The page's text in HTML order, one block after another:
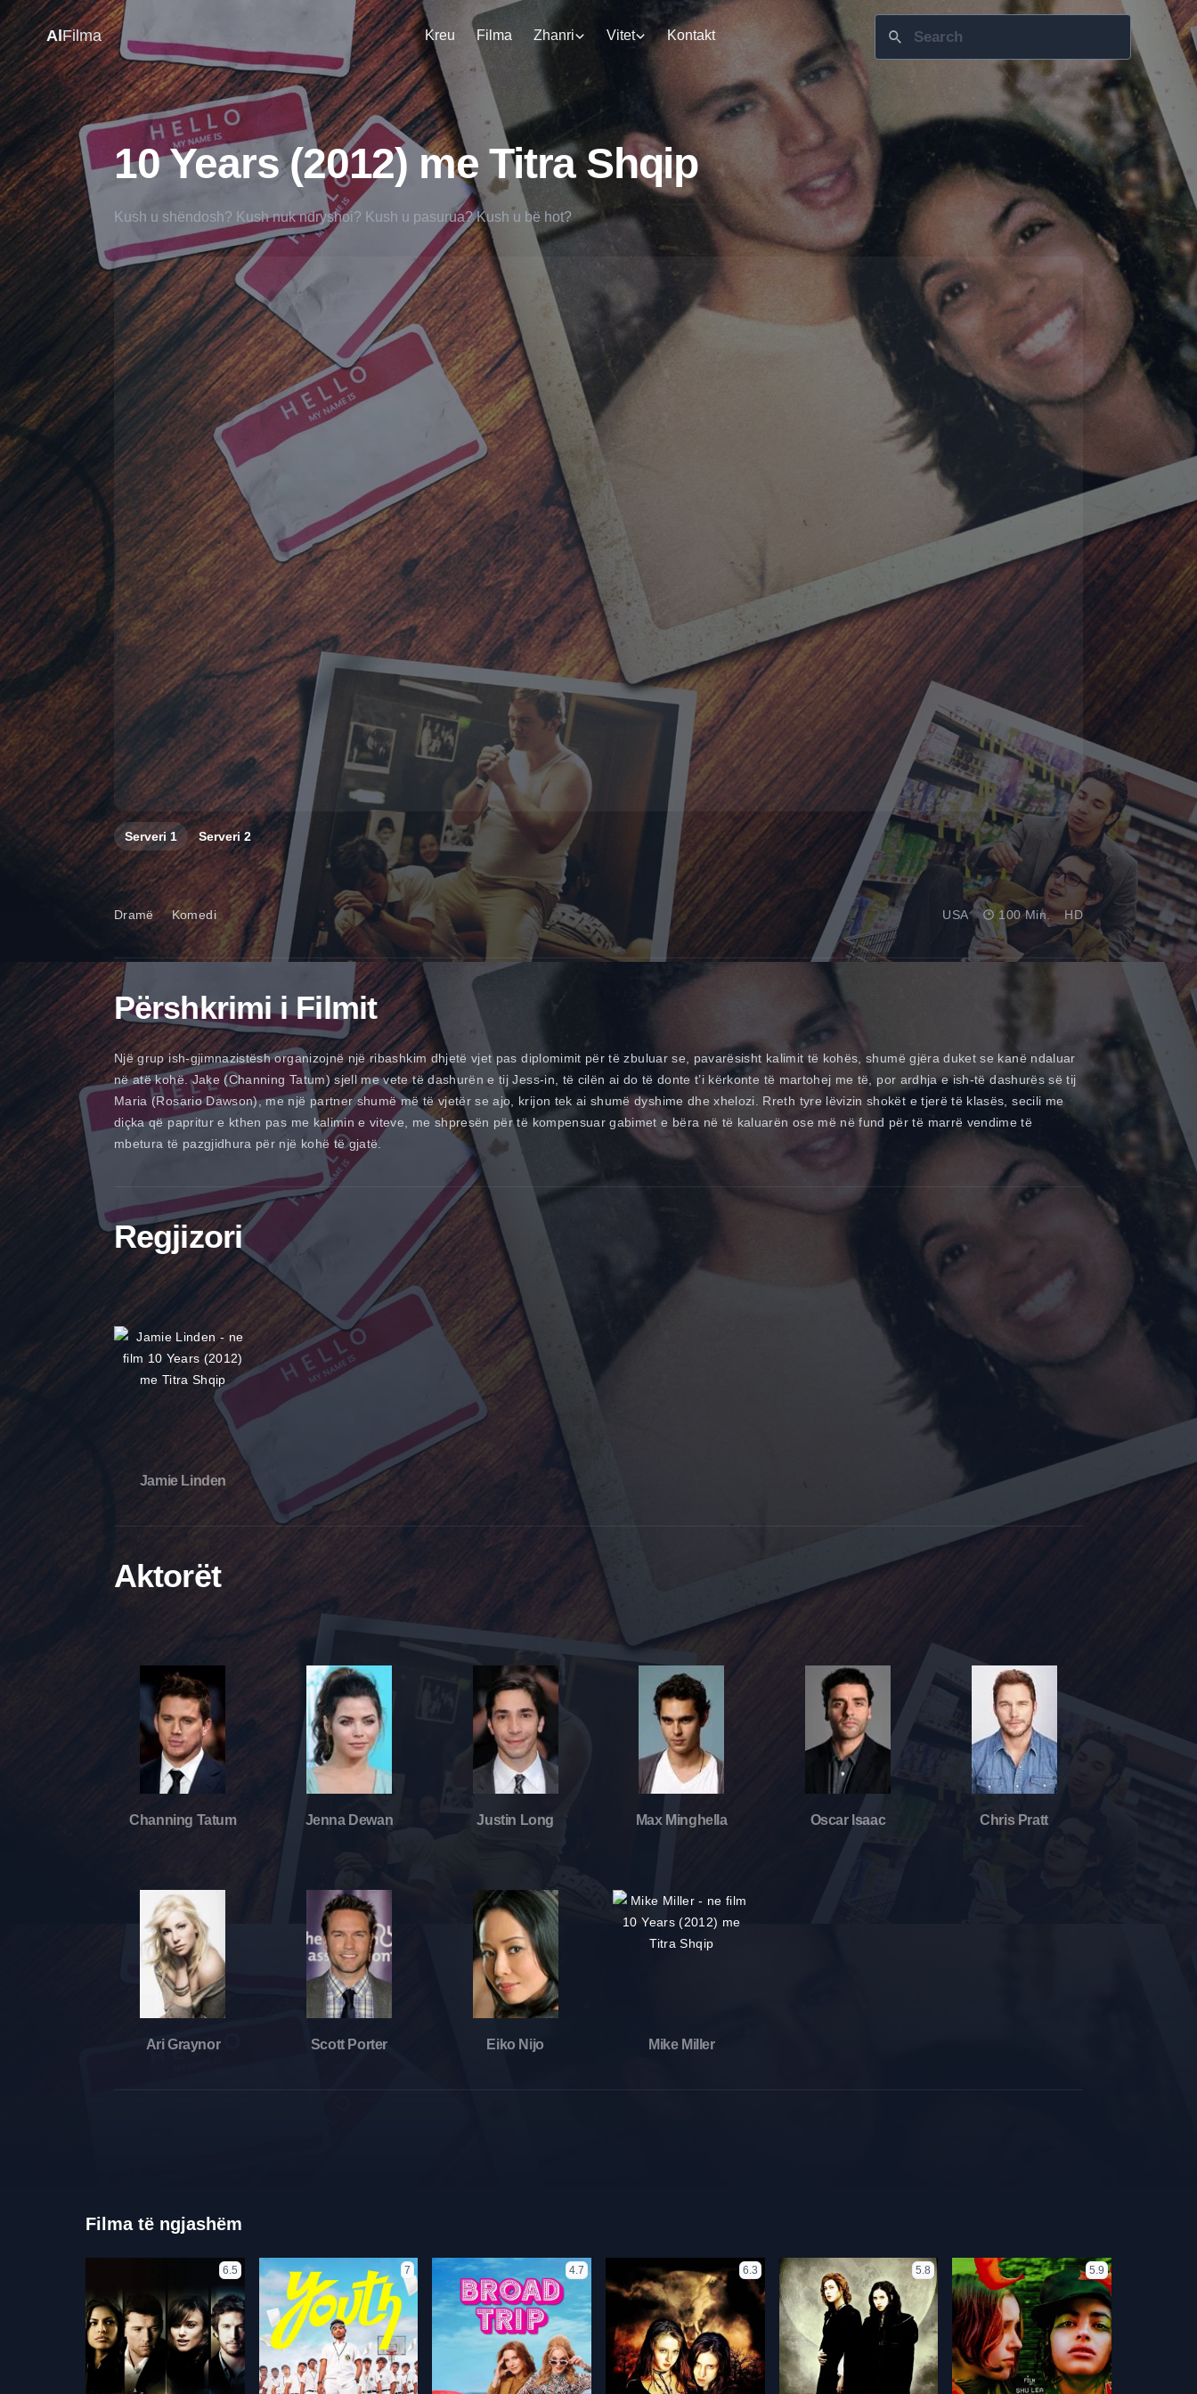
AlFilma Kreu Filma Zhanri Vitet Kontakt
10 Years (2012) me Titra Shqip
Kush u shëndosh? Kush nuk ndryshoi? Kush u pasurua? Kush u bë hot?
Serveri1 Serveri2
Dramë Komedi USA 100 Min. HD
Përshkrimi i Filmit
Një grup ish-gjimnazistësh organizojnë një ribashkim dhjetë vjet pas diplomimit për të zbuluar se, pavarësisht kalimit të kohës, shumë gjëra duket se kanë ndaluar
në atë kohë. Jake (Channing Tatum) sjell me vete të dashurën e tij Jess-in, të cilën ai do të donte t’i kërkonte të martohej me të, por ardhja e ish-të dashurës së tij
Maria (Rosario Dawson), me një partner shumë më të vjetër se ajo, krijon tek ai shumë dyshime dhe xhelozi. Rreth tyre lëvizin shokët e tjerë të klasës, secili me
diçka që papritur e kthen pas me kalimin e viteve, me shpresën për të kompensuar gabimet e bëra në të kaluarën ose më në fund për të marrë vendime të
mbetura të pazgjidhura për një kohë të gjatë.
Regjizori
Jamie Linden
Aktorët
Channing Tatum Jenna Dewan Justin Long Max Minghella Oscar Isaac Chris Pratt
Ari Graynor Scott Porter Eiko Nijo Mike Miller
Filma të ngjashëm
6.5 7 4.7 6.3 5.8 5.9